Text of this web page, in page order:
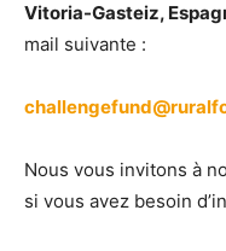
Vitoria-Gasteiz,
mail suivante :
Nous vous invitons à
si vous avez besoin